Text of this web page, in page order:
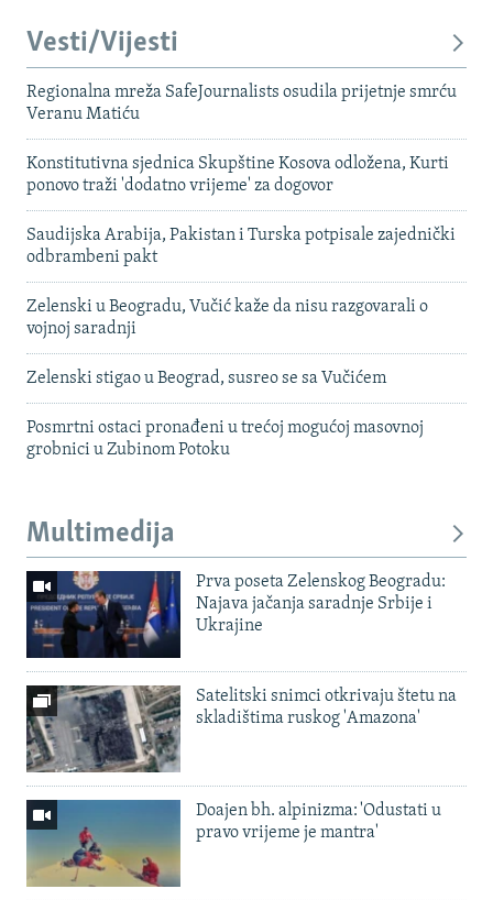
Vesti/Vijesti
Regionalna mreža SafeJournalists osudila prijetnje smrću
Veranu Matiću
Konstitutivna sjednica Skupštine Kosova odložena, Kurti
ponovo traži 'dodatno vrijeme' za dogovor
Saudijska Arabija, Pakistan i Turska potpisale zajednički
odbrambeni pakt
Zelenski u Beogradu, Vučić kaže da nisu razgovarali o
vojnoj saradnji
Zelenski stigao u Beograd, susreo se sa Vučićem
Posmrtni ostaci pronađeni u trećoj mogućoj masovnoj
grobnici u Zubinom Potoku
Multimedija
Prva poseta Zelenskog Beogradu:
Najava jačanja saradnje Srbije i
Ukrajine
Satelitski snimci otkrivaju štetu na
skladištima ruskog 'Amazona'
Doajen bh. alpinizma: 'Odustati u
pravo vrijeme je mantra'